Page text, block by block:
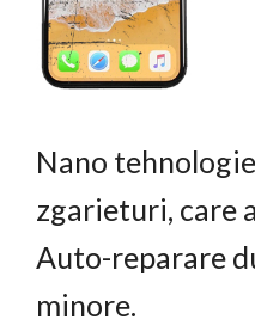
Nano
zgarieturi, care
Auto-reparare
minore.